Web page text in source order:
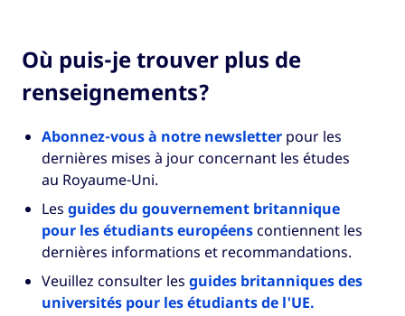
Où puis-je trouver plus de
renseignements?
Abonnez-vous à notre newsletterpour les
dernières mises à jour concernant les études
au Royaume-Uni.
Les guides du gouvernement britannique
pour les étudiants européens contiennent les
dernières informations et recommandations.
Veuillez consulter les guides britanniques des
universités pour les étudiants de l'UE.